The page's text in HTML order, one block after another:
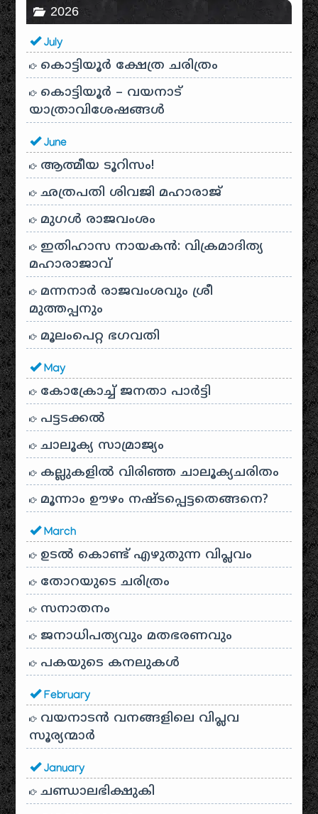
2026
July
കൊട്ടിയൂർ ക്ഷേത്ര ചരിത്രം
കൊട്ടിയൂർ – വയനാട്
യാത്രാവിശേഷങ്ങൾ
June
ആത്മീയ ടൂറിസം!
ഛത്രപതി ശിവജി മഹാരാജ്
മുഗൾ രാജവംശം
ഇതിഹാസ നായകൻ: വിക്രമാദിത്യ
മഹാരാജാവ്
മന്നനാർ രാജവംശവും ശ്രീ
മുത്തപ്പനും
മൂലംപെറ്റ ഭഗവതി
May
കോക്രോച്ച് ജനതാ പാർട്ടി
പട്ടടക്കൽ
ചാലൂക്യ സാമ്രാജ്യം
കല്ലുകളിൽ വിരിഞ്ഞ ചാലൂക്യചരിതം
മൂന്നാം ഊഴം നഷ്ടപ്പെട്ടതെങ്ങനെ?
March
ഉടൽ കൊണ്ട് എഴുതുന്ന വിപ്ലവം
തോറയുടെ ചരിത്രം
സനാതനം
ജനാധിപത്യവും മതഭരണവും
പകയുടെ കനലുകൾ
February
വയനാടൻ വനങ്ങളിലെ വിപ്ലവ
സൂര്യന്മാർ
January
ചണ്ഡാലഭിക്ഷുകി